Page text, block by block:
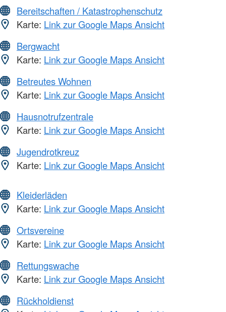
Bereitschaften / Katastrophenschutz
Karte: Link zur Google Maps Ansicht
Bergwacht
Karte: Link zur Google Maps Ansicht
Betreutes Wohnen
Karte: Link zur Google Maps Ansicht
Hausnotrufzentrale
Karte: Link zur Google Maps Ansicht
Jugendrotkreuz
Karte: Link zur Google Maps Ansicht
Kleiderläden
Karte: Link zur Google Maps Ansicht
Ortsvereine
Karte: Link zur Google Maps Ansicht
Rettungswache
Karte: Link zur Google Maps Ansicht
Rückholdienst